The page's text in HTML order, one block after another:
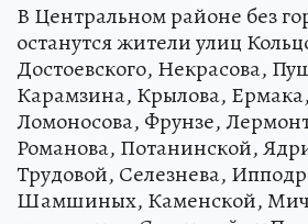
В Центральном районе без
останутся жители улиц
Достоевского, Некрасова,
Карамзина, Крылова,
Ломоносова, Фрунзе,
Романова, Потанинской,
Трудовой, Селезнева,
Шамшиных, Каменской,